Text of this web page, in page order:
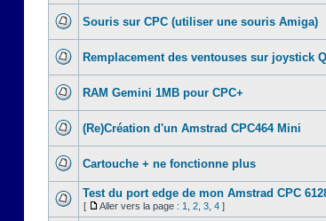
Souris sur CPC (utiliser une souris Amiga)
Remplacement des ventouses sur joystick
RAM Gemini 1MB pour CPC+
(Re)Création d'un Amstrad CPC464 Mini
Cartouche + ne fonctionne plus
Test du port edge de mon Amstrad CPC
[ Aller vers la page : 1 2 3 4 ]